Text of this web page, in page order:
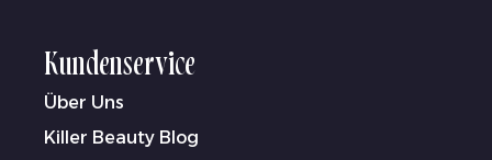
Kundenservice
Über Uns
Killer Beauty Blog